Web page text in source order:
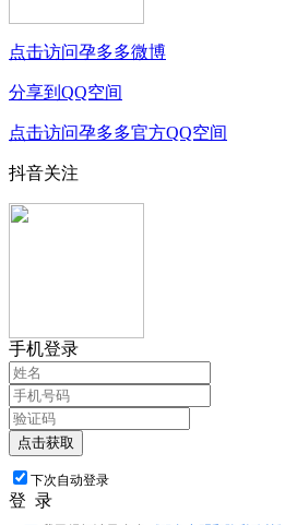
点击访问孕多多微博
分享到QQ空间
点击访问孕多多官方QQ空间
抖音关注
手机登录
点击获取
下次自动登录
登 录